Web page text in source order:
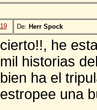
19 De: Herr Spock
cierto!!, he
mil historias
bien ha el
estropee una